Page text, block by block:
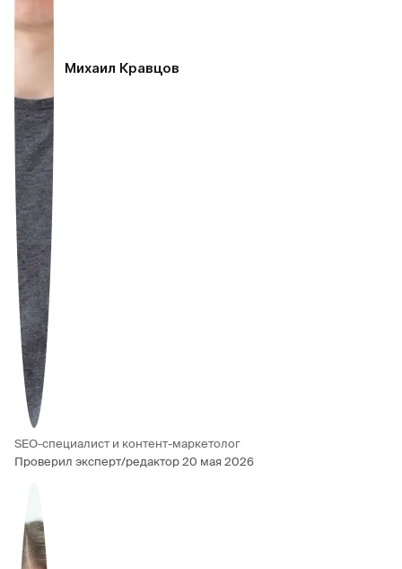
Михаил Кравцов
SEO-специалист и контент-маркетолог
Проверил эксперт/редактор20 мая 2026